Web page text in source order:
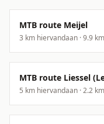
MTB route Meijel
3 km hiervandaan ·9.9
MTB route Liessel
5 km hiervandaan ·2.2